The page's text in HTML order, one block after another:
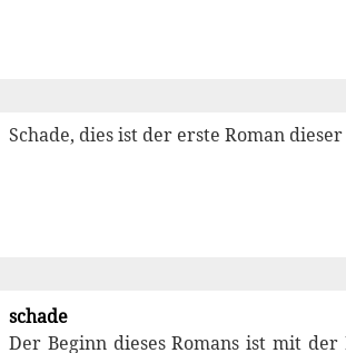
Schade, dies ist der erste Roman
schade
Der Beginn dieses Romans ist mit